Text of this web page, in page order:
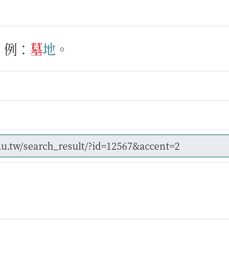
例： 墓地 。